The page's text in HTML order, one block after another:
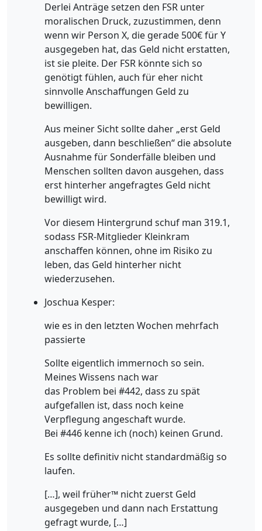
Derlei Anträge setzen den FSR unter
moralischen Druck, zuzustimmen, denn
wenn wir Person X, die gerade 500€ für Y
ausgegeben hat, das Geld nicht erstatten,
ist sie pleite. Der FSR könnte sich so
genötigt fühlen, auch für eher nicht
sinnvolle Anschaffungen Geld zu
bewilligen.
Aus meiner Sicht sollte daher „erst Geld
ausgeben, dann beschließen“ die absolute
Ausnahme für Sonderfälle bleiben und
Menschen sollten davon ausgehen, dass
erst hinterher angefragtes Geld nicht
bewilligt wird.
Vor diesem Hintergrund schuf man 319.1,
sodass FSR-Mitglieder Kleinkram
anschaffen können, ohne im Risiko zu
leben, das Geld hinterher nicht
wiederzusehen.
Joschua Kesper:
wie es in den letzten Wochen mehrfach
passierte
Sollte eigentlich immernoch so sein.
Meines Wissens nach war
das Problem bei #442, dass zu spät
aufgefallen ist, dass noch keine
Verpflegung angeschaft wurde.
Bei #446 kenne ich (noch) keinen Grund.
Es sollte definitiv nicht standardmäßig so
laufen.
[…], weil früher™ nicht zuerst Geld
ausgegeben und dann nach Erstattung
gefragt wurde, […]